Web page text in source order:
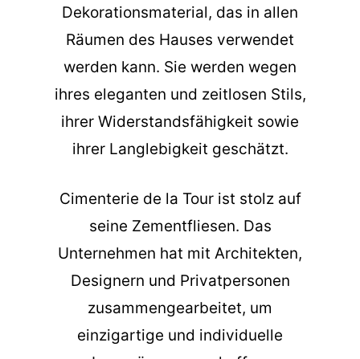
Dekorationsmaterial, das in allen
Räumen des Hauses verwendet
werden kann. Sie werden wegen
ihres eleganten und zeitlosen Stils,
ihrer Widerstandsfähigkeit sowie
ihrer Langlebigkeit geschätzt.
Cimenterie de la Tour ist stolz auf
seine Zementfliesen. Das
Unternehmen hat mit Architekten,
Designern und Privatpersonen
zusammengearbeitet, um
einzigartige und individuelle